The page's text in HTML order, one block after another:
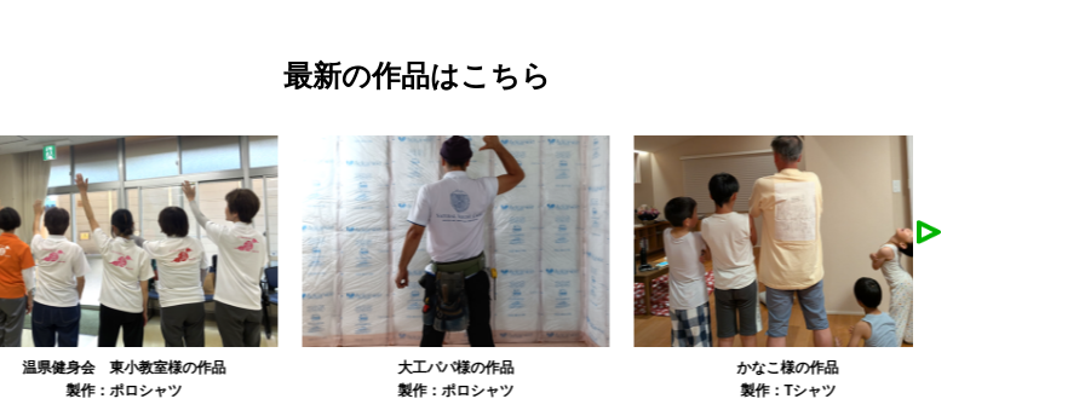
最新の作品はこちら
健身会 東小教室様の作品
製作：ポロシャツ
大工パパ様の作品
製作：ポロシャツ
かなこ様の作品
製作：Tシャツ